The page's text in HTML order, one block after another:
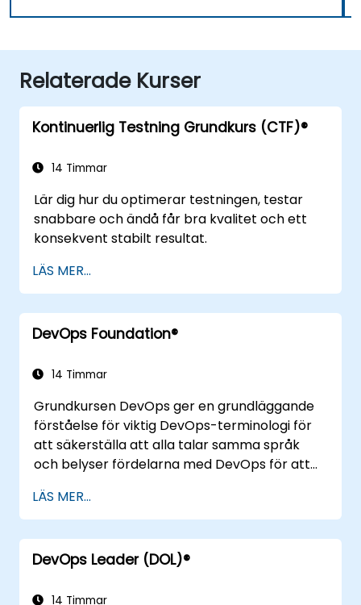
Relaterade Kurser
Kontinuerlig Testning Grundkurs (CTF)®
14 Timmar
Lär dig hur du optimerar testningen, testar
snabbare och ändå får bra kvalitet och ett
konsekvent stabilt resultat.
LÄS MER...
DevOps Foundation®
14 Timmar
Grundkursen DevOps ger en grundläggande
förståelse för viktig DevOps-terminologi för
att säkerställa att alla talar samma språk
och belyser fördelarna med DevOps för att
LÄS MER...
DevOps Leader (DOL)®
14 Timmar